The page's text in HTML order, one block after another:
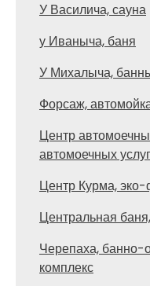
У Василича, сауна
у Иваныча, баня
У Михалыча,
Форсаж,
Центр
автомоечных услуг
Центр Курма,
Центральная
Черепаха, банно-
комплекс